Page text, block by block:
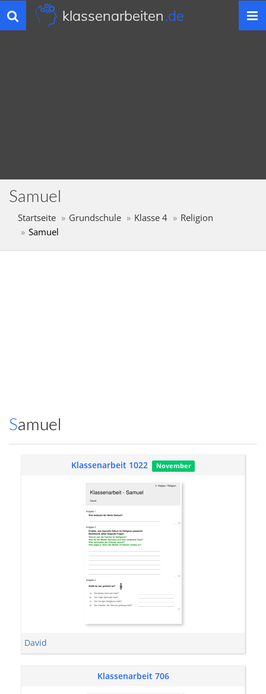
Toggle
navigation
klassenarbeiten.de
Samuel
Startseite Grundschule Klasse 4
Religion
Samuel
Samuel
Klassenarbeit 1022 November
David
Klassenarbeit 706